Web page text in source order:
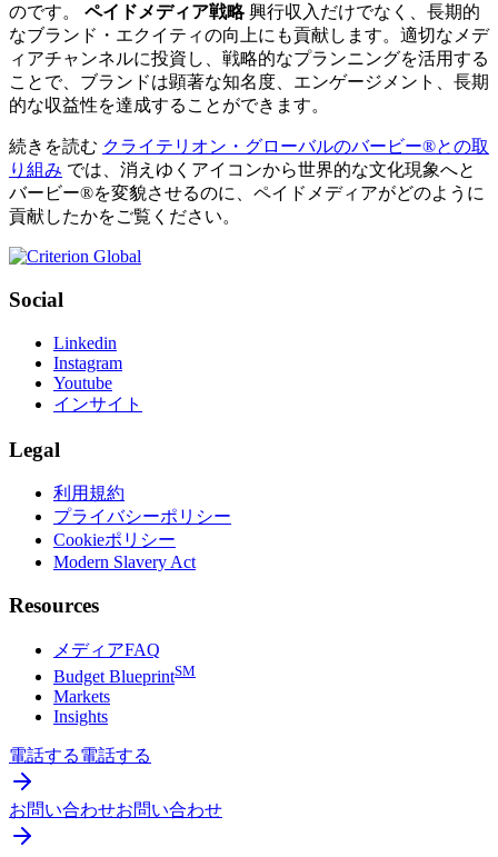
のです。 ペイドメディア戦略興行収入だけでなく、長期的
なブランド・エクイティの向上にも貢献します。適切なメデ
ィアチャンネルに投資し、戦略的なプランニングを活用する
ことで、ブランドは顕著な知名度、エンゲージメント、長期
的な収益性を達成することができます。
続きを読む クライテリオン・グローバルのバービー®との取
り組み では、消えゆくアイコンから世界的な文化現象へと
バービー®を変貌させるのに、ペイドメディアがどのように
貢献したかをご覧ください。
Social
Linkedin
Instagram
Youtube
インサイト
Legal
利用規約
プライバシーポリシー
Cookieポリシー
Modern Slavery Act
Resources
メディアFAQ
Budget BlueprintSM
Markets
Insights
電話する電話する
お問い合わせお問い合わせ